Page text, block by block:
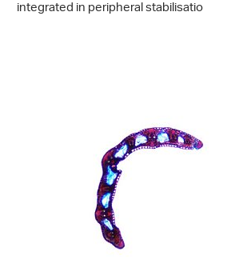
integrated in peripheral stabilisatio